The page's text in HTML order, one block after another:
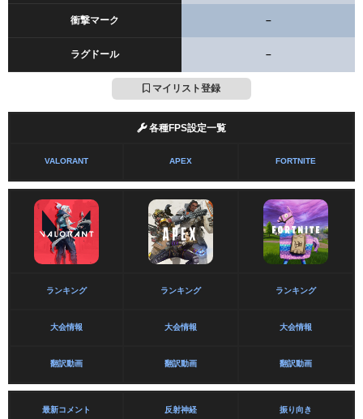
衝撃マーク –
ラグドール –
マイリスト登録
各種FPS設定一覧
VALORANT APEX FORTNITE
ランキング ランキング ランキング
大会情報 大会情報 大会情報
翻訳動画 翻訳動画 翻訳動画
最新コメント 反射神経 振り向き